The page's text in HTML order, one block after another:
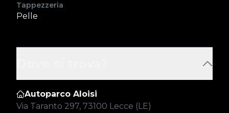
Tappezzeria
Pelle
Autoparco Aloisi
Via Taranto 297, 73100 Lecce (LE)